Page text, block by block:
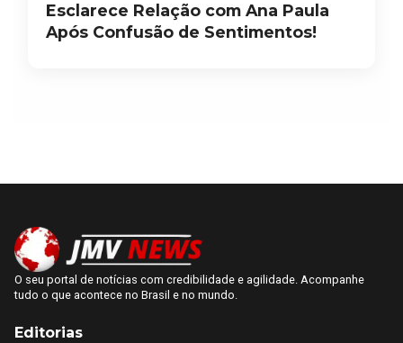
Esclarece Relação com Ana Paula
Após Confusão de Sentimentos!
O seu portal de notícias com credibilidade e agilidade. Acompanhe
tudo o que acontece no Brasil e no mundo.
Editorias